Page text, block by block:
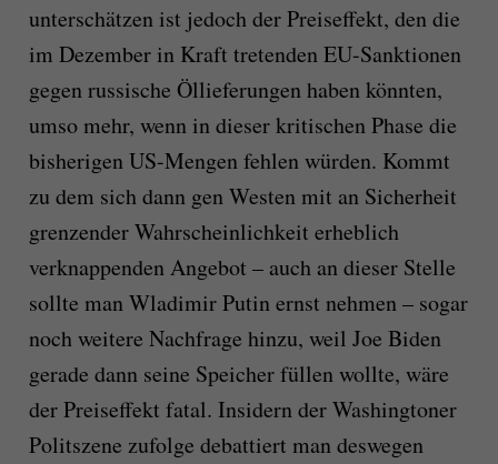
unterschätzen ist jedoch der Preiseffekt, den die
im Dezember in Kraft tretenden EU-Sanktionen
gegen russische Öllieferungen haben könnten,
umso mehr, wenn in dieser kritischen Phase die
bisherigen US-Mengen fehlen würden. Kommt
zu dem sich dann gen Westen mit an Sicherheit
grenzender Wahrscheinlichkeit erheblich
verknappenden Angebot – auch an dieser Stelle
sollte man Wladimir Putin ernst nehmen – sogar
noch weitere Nachfrage hinzu, weil Joe Biden
gerade dann seine Speicher füllen wollte, wäre
der Preiseffekt fatal. Insidern der Washingtoner
Politszene zufolge debattiert man deswegen